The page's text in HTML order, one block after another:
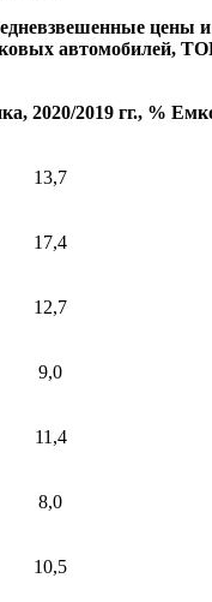
цены
автомобилей,
2020/2019 гг., %
13,7
17,4
12,7
9,0
11,4
8,0
10,5